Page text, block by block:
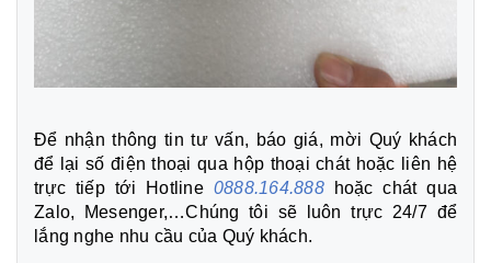
Để nhận thông tin tư vấn, báo giá, mời Quý khách
để lại số điện thoại qua hộp thoại chát hoặc liên hệ
trực tiếp tới Hotline 0888.164.888hoặc chát qua
Zalo, Mesenger,…Chúng tôi sẽ luôn trực 24/7 để
lắng nghe nhu cầu của Quý khách.